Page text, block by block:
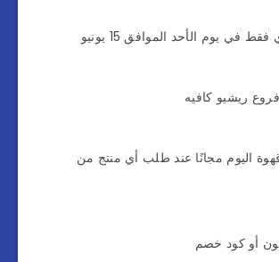
في يوم الأحد الموافق 15 يونيو
ريشيو كافيه
اليوم مجانًا عند طلب أي منتج من
أو كود خصم